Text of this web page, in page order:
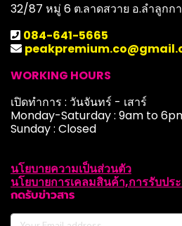
32/87 หมู่ 6 ต.ลาดสวาย อ.ลำลูกก
084-641-5665
WORKING HOURS
เปิดทำการ : วันจันทร์ - เสาร์
Monday-Saturday : 9am to
Sunday : Closed
นโยบายความเป็นส่วนตัว
นโยบายการเคลมสินค้า,การรับปร
กดรับข่าวสาร